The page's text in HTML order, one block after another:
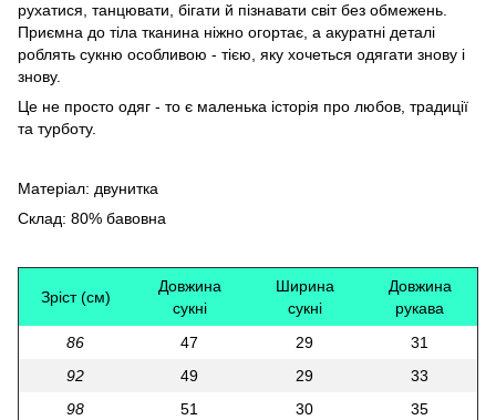
рухатися, танцювати, бігати й пізнавати світ без обмежень.
Приємна до тіла тканина ніжно огортає, а акуратні деталі
роблять сукню особливою - тією, яку хочеться одягати знову і
знову.
Це не просто одяг - то є маленька історія про любов, традиції
та турботу.
Матеріал: двунитка
Склад: 80% бавовна
Зріст (см)
Довжина
сукні
Ширина
сукні
Довжина
рукава
86
47 29
31
92
49 29
33
98
51 30
35